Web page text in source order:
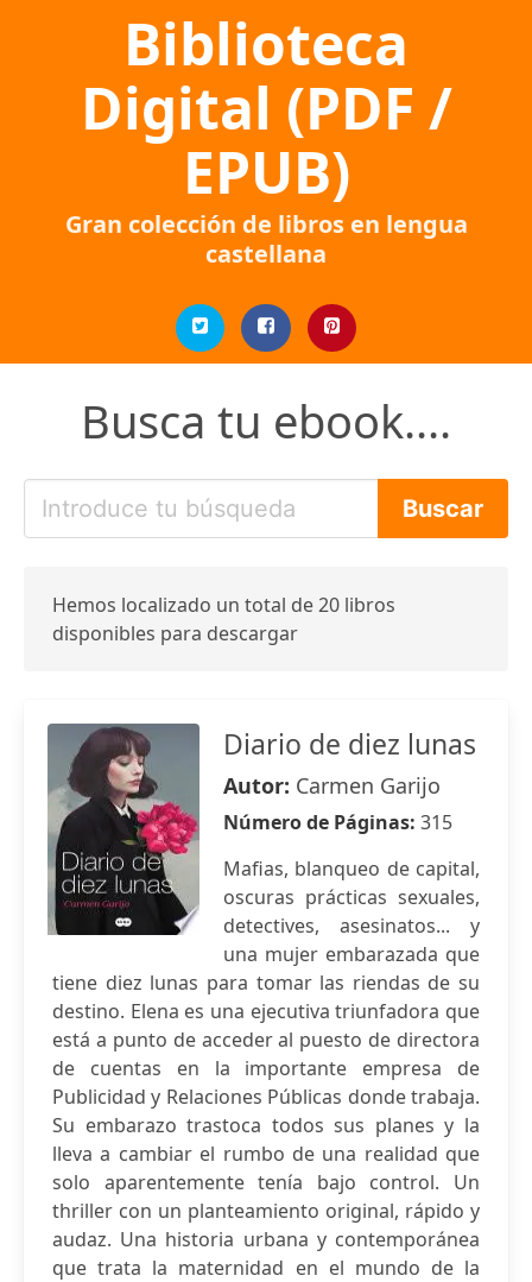
Biblioteca
Digital (PDF /
EPUB)
Gran colección de libros en lengua
castellana
Busca tu ebook....
Hemos localizado un total de 20 libros
disponibles para descargar
Diario de diez lunas
Autor: Carmen Garijo
Número de Páginas: 315
Mafias, blanqueo de capital,
oscuras prácticas sexuales,
detectives, asesinatos... y
una mujer embarazada que
tiene diez lunas para tomar las riendas de su
destino. Elena es una ejecutiva triunfadora que
está a punto de acceder al puesto de directora
de cuentas en la importante empresa de
Publicidad y Relaciones Públicas donde trabaja.
Su embarazo trastoca todos sus planes y la
lleva a cambiar el rumbo de una realidad que
solo aparentemente tenía bajo control. Un
thriller con un planteamiento original, rápido y
audaz. Una historia urbana y contemporánea
que trata la maternidad en el mundo de la